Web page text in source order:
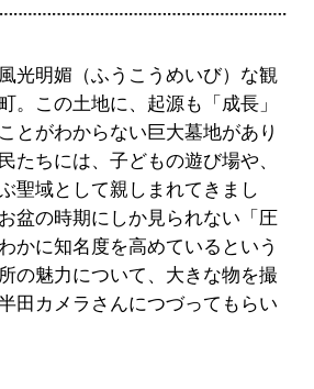
光明媚（ふうこうめいび）な観
。この土地に、起源も「成長」
とがわからない巨大墓地があり
たちには、子どもの遊び場や、
聖域として親しまれてきまし
盆の時期にしか見られない「圧
かに知名度を高めているという
の魅力について、大きな物を撮
田カメラさんにつづってもらい